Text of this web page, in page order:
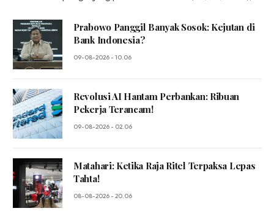
Prabowo Panggil Banyak Sosok: Kejutan di
Bank Indonesia?
09-08-2026 - 10.06
Revolusi AI Hantam Perbankan: Ribuan
Pekerja Terancam!
09-08-2026 - 02.06
Matahari: Ketika Raja Ritel Terpaksa Lepas
Tahta!
08-08-2026 - 20.06